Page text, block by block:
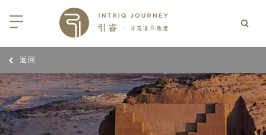
亚
亚
亚
亚
同行
三重奏: 野性、山海与醇香（2026
日-9月25日）
｜大溪地白兰度度假村尽享极致体
| AMANWELLA印度洋锡兰时光
队
返回